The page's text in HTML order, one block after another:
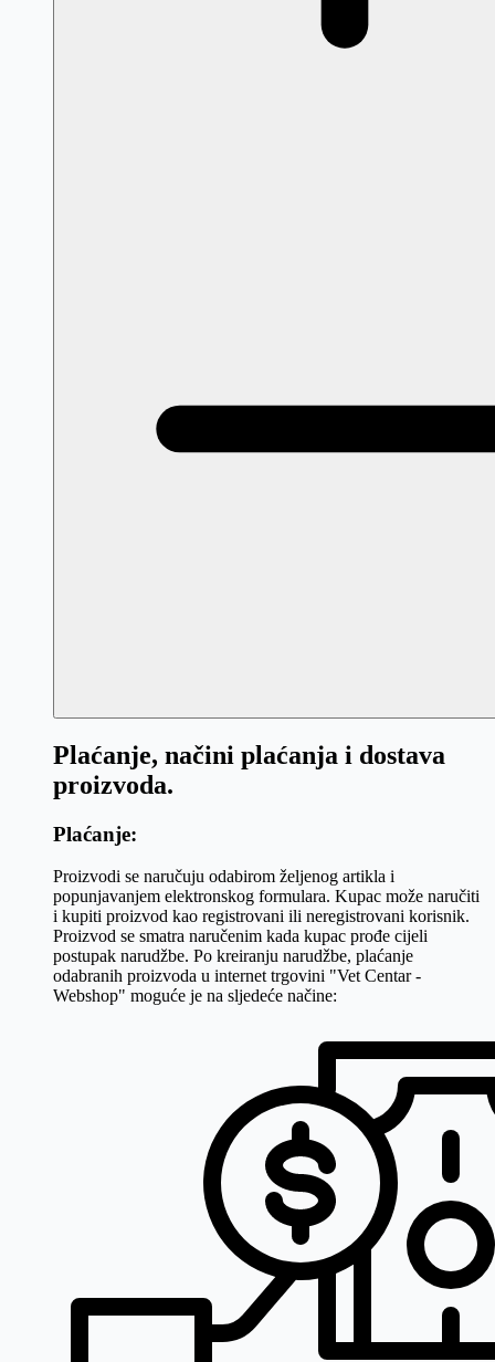
Plaćanje, načini plaćanja i dostava
proizvoda.
Plaćanje:
Proizvodi se naručuju odabirom željenog artikla i
popunjavanjem elektronskog formulara. Kupac može naručiti
i kupiti proizvod kao registrovani ili neregistrovani korisnik.
Proizvod se smatra naručenim kada kupac prođe cijeli
postupak narudžbe. Po kreiranju narudžbe, plaćanje
odabranih proizvoda u internet trgovini "Vet Centar -
Webshop" moguće je na sljedeće načine: